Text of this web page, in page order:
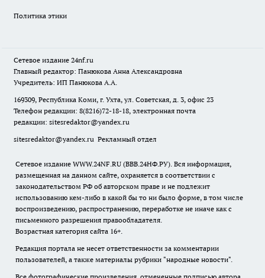
Политика этики
Сетевое издание 24nf.ru
Главный редактор: Панюкова Анна Александровна
Учредитель: ИП Панюкова А.А.
169309, Республика Коми, г. Ухта, ул. Советская, д. 3, офис 23
Телефон редакции: 8(8216)72-18-18, электронная почта
редакции: sitesredaktor@yandex.ru
sitesredaktor@yandex.ru Рекламный отдел
Сетевое издание WWW.24NF.RU (ВВВ.24НФ.РУ). Вся информация,
размещенная на данном сайте, охраняется в соответствии с
законодательством РФ об авторском праве и не подлежит
использованию кем-либо в какой бы то ни было форме, в том числе
воспроизведению, распространению, переработке не иначе как с
письменного разрешения правообладателя.
Возрастная категория сайта 16+.
Редакция портала не несет ответственности за комментарии
пользователей, а также материалы рубрики "народные новости".